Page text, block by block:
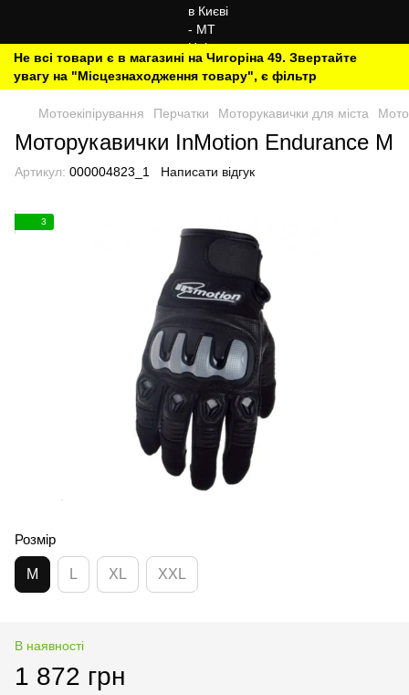
Не всі товари є в магазині на Чигоріна 49. Звертайте
увагу на "Місцезнаходження товару", є фільтр
Мотоекіпірування Перчатки Моторукавички для міста
Моторукавички InMotion Endurance M
Артикул: 000004823_1 Написати відгук
3
Розмір
M L XL XXL
В наявності
1 872 грн